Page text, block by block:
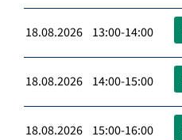
18.08.2026 13:00-14:00
18.08.2026 14:00-15:00
18.08.2026 15:00-16:00